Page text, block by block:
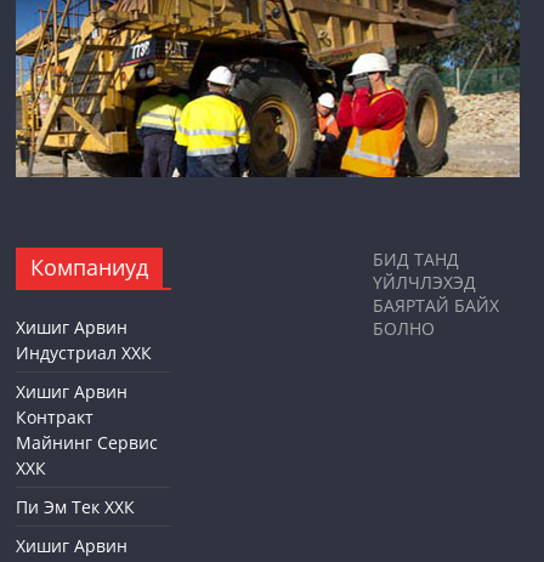
Компаниуд
Хишиг Арвин
Индустриал ХХК
Хишиг Арвин
Контракт
Майнинг Сервис
ХХК
Пи Эм Тек ХХК
Хишиг Арвин
БИД ТАНД
ҮЙЛЧЛЭХЭД
БАЯРТАЙ БАЙХ
БОЛНО